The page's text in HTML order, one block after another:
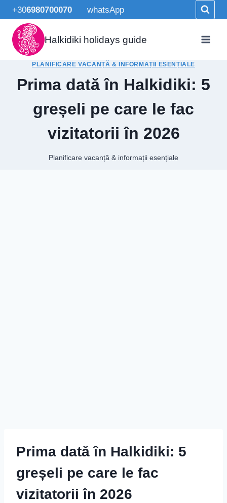
Skip
to
content
+306980700070 whatsApp
Halkidiki holidays guide
PLANIFICARE VACANȚĂ & INFORMAȚII ESENȚIALE
Prima dată în Halkidiki: 5
greșeli pe care le fac
vizitatorii în 2026
Planificare vacanță & informații esențiale
Prima dată în Halkidiki: 5
greșeli pe care le fac
vizitatorii în 2026